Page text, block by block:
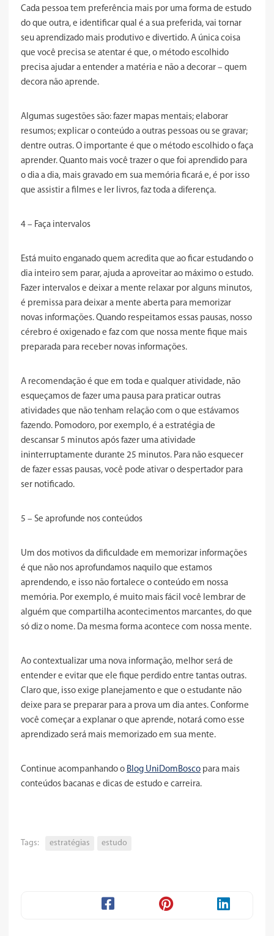
Cada pessoa tem preferência mais por uma forma de estudo
do que outra, e identificar qual é a sua preferida, vai tornar
seu aprendizado mais produtivo e divertido. A única coisa
que você precisa se atentar é que, o método escolhido
precisa ajudar a entender a matéria e não a decorar – quem
decora não aprende.
Algumas sugestões são: fazer mapas mentais; elaborar
resumos; explicar o conteúdo a outras pessoas ou se gravar;
dentre outras. O importante é que o método escolhido o faça
aprender. Quanto mais você trazer o que foi aprendido para
o dia a dia, mais gravado em sua memória ficará e, é por isso
que assistir a filmes e ler livros, faz toda a diferença.
4 – Faça intervalos
Está muito enganado quem acredita que ao ficar estudando o
dia inteiro sem parar, ajuda a aproveitar ao máximo o estudo.
Fazer intervalos e deixar a mente relaxar por alguns minutos,
é premissa para deixar a mente aberta para memorizar
novas informações. Quando respeitamos essas pausas, nosso
cérebro é oxigenado e faz com que nossa mente fique mais
preparada para receber novas informações.
A recomendação é que em toda e qualquer atividade, não
esqueçamos de fazer uma pausa para praticar outras
atividades que não tenham relação com o que estávamos
fazendo. Pomodoro, por exemplo, é a estratégia de
descansar 5 minutos após fazer uma atividade
ininterruptamente durante 25 minutos. Para não esquecer
de fazer essas pausas, você pode ativar o despertador para
ser notificado.
5 – Se aprofunde nos conteúdos
Um dos motivos da dificuldade em memorizar informações
é que não nos aprofundamos naquilo que estamos
aprendendo, e isso não fortalece o conteúdo em nossa
memória. Por exemplo, é muito mais fácil você lembrar de
alguém que compartilha acontecimentos marcantes, do que
só diz o nome. Da mesma forma acontece com nossa mente.
Ao contextualizar uma nova informação, melhor será de
entender e evitar que ele fique perdido entre tantas outras.
Claro que, isso exige planejamento e que o estudante não
deixe para se preparar para a prova um dia antes. Conforme
você começar a explanar o que aprende, notará como esse
aprendizado será mais memorizado em sua mente.
Continue acompanhando o Blog UniDomBosco para mais
conteúdos bacanas e dicas de estudo e carreira.
Tags: estratégias estudo